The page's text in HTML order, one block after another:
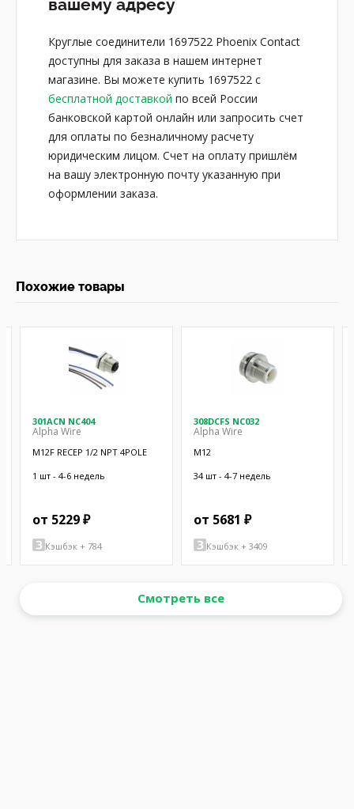
вашему адресу
Круглые соединители 1697522 Phoenix Contact
доступны для заказа в нашем интернет
магазине. Вы можете купить 1697522 с
бесплатной доставкой по всей России
банковской картой онлайн или запросить счет
для оплаты по безналичному расчету
юридическим лицом. Счет на оплату пришлём
на вашу электронную почту указанную при
оформлении заказа.
Похожие товары
301ACN NC404
Alpha Wire
M12F RECEP 1/2 NPT 4POLE
1 шт - 4-6 недель
от 5229 ₽
Кэшбэк + 784
308DCFS NC032
Alpha Wire
M12
34 шт - 4-7 недель
от 5681 ₽
Кэшбэк + 3409
Смотреть все